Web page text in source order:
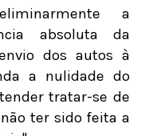
a
absoluta da
dos autos à
a nulidade do
tratar-se de
ter sido feita a